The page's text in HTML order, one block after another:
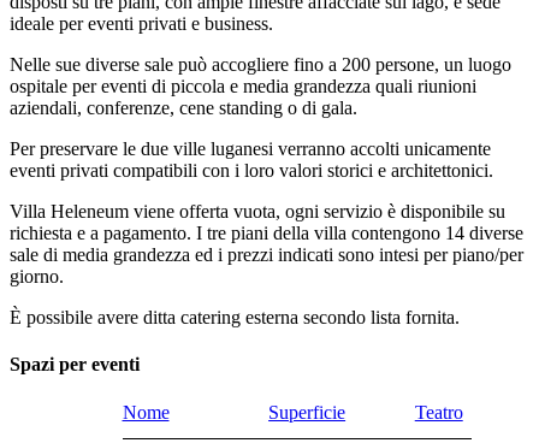
ideale per eventi privati e business.
Nelle sue diverse sale può accogliere fino a 200 persone, un luogo
ospitale per eventi di piccola e media grandezza quali riunioni
aziendali, conferenze, cene standing o di gala.
Per preservare le due ville luganesi verranno accolti unicamente
eventi privati compatibili con i loro valori storici e architettonici.
Villa Heleneum viene offerta vuota, ogni servizio è disponibile su
richiesta e a pagamento. I tre piani della villa contengono 14 diverse
sale di media grandezza ed i prezzi indicati sono intesi per piano/per
giorno.
È possibile avere ditta catering esterna secondo lista fornita.
Spazi per eventi
Nome Superficie Teatro